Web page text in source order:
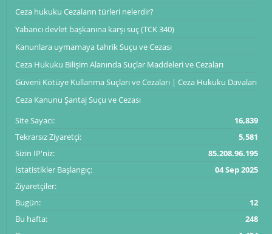
Ceza hukuku Cezaların türleri nelerdir?
Yabancı devlet başkanına karşı suç (TCK 340)
Kanunlara uymamaya tahrik Suçu ve Cezası
Ceza Hukuku Bilişim Alanında Suçlar Maddeleri ve Cezaları
Güveni Kötüye Kullanma Suçları ve Cezaları | Ceza Hukuku Davaları
Ceza Kanunu Şantaj Suçu ve Cezası
Site Sayacı:
16,839
Tekrarsız Ziyaretçi:
5,581
Sizin IP'niz:
85.208.96.195
İstatistikler Başlangıç:
04 Sep 2025
Ziyaretçiler:
Bugün:
12
Bu hafta:
248